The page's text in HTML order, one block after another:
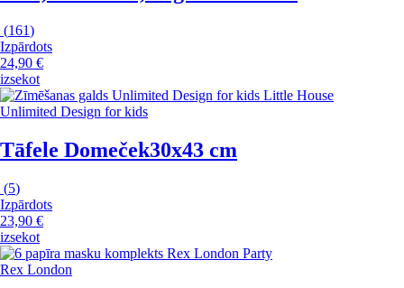
(161)
Izpārdots
24,90 €
izsekot
Unlimited Design for kids
Tāfele Domeček30x43 cm
(5)
Izpārdots
23,90 €
izsekot
Rex London